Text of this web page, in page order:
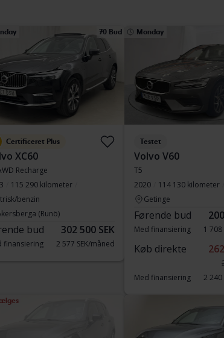
70 Bud
Certificeret Plus
XC60
Recharge
115 290 kilometer
benzin
(Runö)
bud 302 500 SEK
finansiering 2 577 SEK/måned
Monday
Testet
Volvo V60
T5
2020
114 130 kilometer
Getinge
Førende bud
Med finansiering 1 708
Køb direkte
Med finansiering
2 240